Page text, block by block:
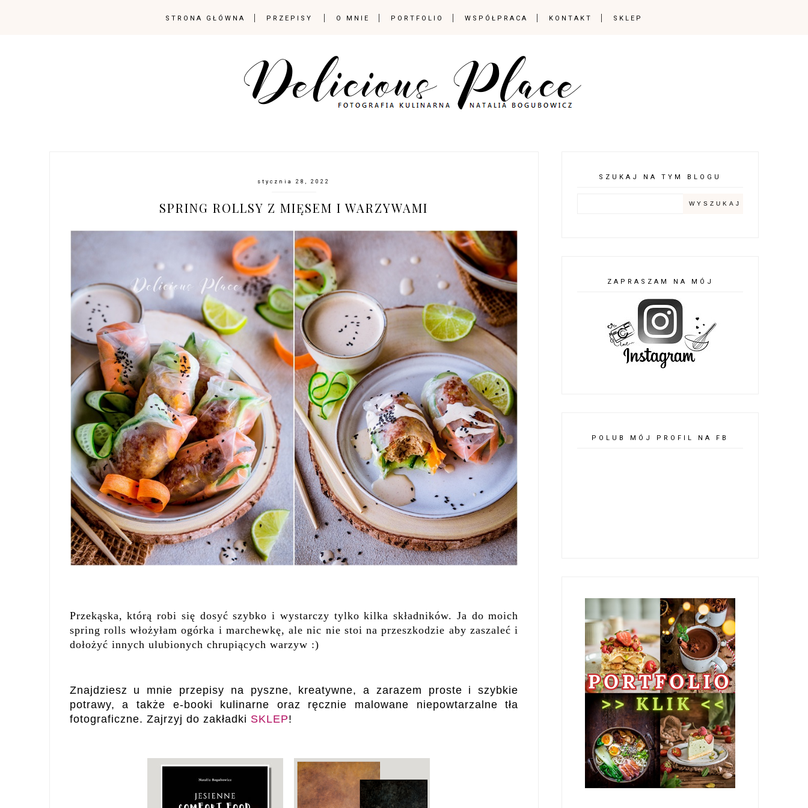
STRONA GŁÓWNA PRZEPISY O MNIE PORTFOLIO WSPÓŁPRACA KONTAKT SKLEP
stycznia 28, 2022
SPRING ROLLSY Z MIĘSEM I WARZYWAMI
Przekąska, którą robi się dosyć szybko i wystarczy tylko kilka składników. Ja do moich
spring rolls włożyłam ogórka i marchewkę, ale nic nie stoi na przeszkodzie aby zaszaleć i
dołożyć innych ulubionych chrupiących warzyw :)
Znajdziesz u mnie przepisy na pyszne, kreatywne, a zarazem proste i szybkie
potrawy, a także e-booki kulinarne oraz ręcznie malowane niepowtarzalne tła
fotograficzne. Zajrzyj do zakładki SKLEP!
SZUKAJ NA TYM BLOGU
ZAPRASZAM NA MÓJ
POLUB MÓJ PROFIL NA FB